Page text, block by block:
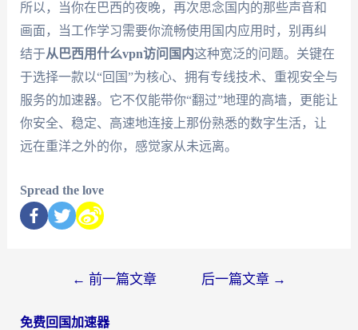
所以，当你在巴西的夜晚，再次思念国内的那些声音和
画面，当工作学习需要你流畅使用国内应用时，别再纠
结于从巴西用什么vpn访问国内这种宽泛的问题。关键在
于选择一款以“回国”为核心、拥有专线技术、重视安全与
服务的加速器。它不仅能带你“翻过”地理的高墙，更能让
你安全、稳定、高速地连接上那份熟悉的数字生活，让
远在重洋之外的你，感觉家从未远离。
Spread the love
← 前一篇文章 后一篇文章 →
免费回国加速器